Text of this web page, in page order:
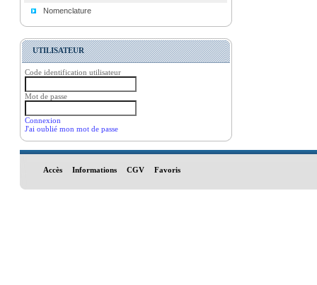
Nomenclature
UTILISATEUR
Code identification utilisateur
Mot de passe
Connexion
J'ai oublié mon mot de passe
Accès Informations CGV Favoris